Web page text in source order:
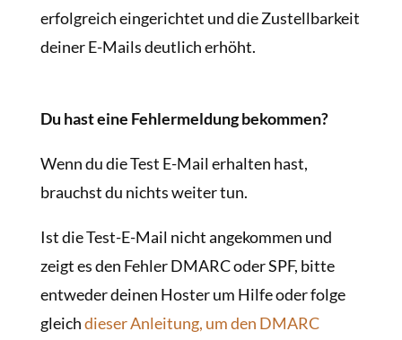
erfolgreich eingerichtet und die Zustellbarkeit
deiner E-Mails deutlich erhöht.
Du hast eine Fehlermeldung bekommen?
Wenn du die Test E-Mail erhalten hast,
brauchst du nichts weiter tun.
Ist die Test-E-Mail nicht angekommen und
zeigt es den Fehler DMARC oder SPF, bitte
entweder deinen Hoster um Hilfe oder folge
gleichdieser Anleitung, um den DMARC